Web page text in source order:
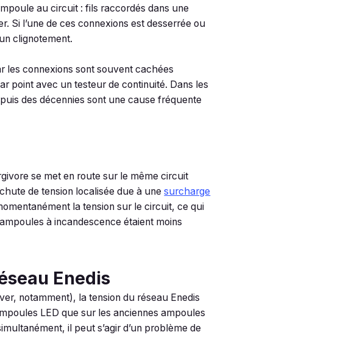
au circuit : fils raccordés dans une
Si l’une de ces connexions est desserrée ou
clignotement.
les connexions sont souvent cachées
point avec un testeur de continuité. Dans les
des décennies sont une cause fréquente
se met en route sur le même circuit
de tension localisée due à unesurcharge
la tension sur le circuit, ce qui
à incandescence étaient moins
Enedis
notamment), la tension du réseau Enedis
LED que sur les anciennes ampoules
il peut s’agir d’un problème de